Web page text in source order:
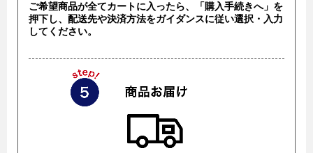
ご希望商品が全てカートに入ったら、「購入手続きへ」を
押下し、配送先や決済方法をガイダンスに従い選択・入力
してください。